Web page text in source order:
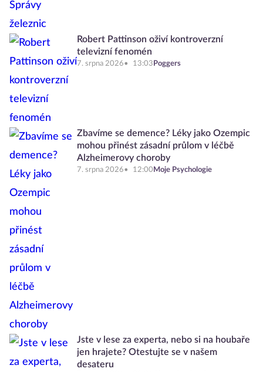
Robert Pattinson oživí kontroverzní
televizní fenomén
7. srpna 2026 13:03 Poggers
Zbavíme se demence? Léky jako Ozempic
mohou přinést zásadní průlom v léčbě
Alzheimerovy choroby
7. srpna 2026 12:00 Moje Psychologie
Jste v lese za experta, nebo si na houbaře
jen hrajete? Otestujte se v našem
desateru